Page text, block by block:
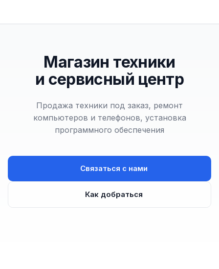
Магазин техники
и сервисный центр
Продажа техники под заказ, ремонт
компьютеров и телефонов, установка
программного обеспечения
Связаться с нами
Как добраться